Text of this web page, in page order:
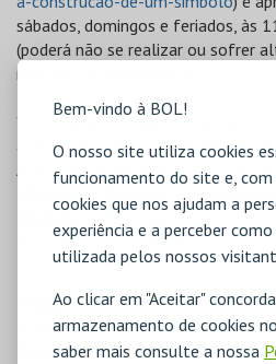
Bem-vindo à BOL!
O nosso site utiliza cookies
funcionamento do site e,
cookies que nos ajudam a
experiência e a perceber
utilizada pelos nossos
Ao clicar em "Aceitar"
armazenamento de cookies
saber mais consulte a nossa
sábados, domingos e feriados, às
(poderá não se realizar ou sofrer
motivos de programação).
** As exposições são temporárias
acesso sempre que estejam
Até 30 de dezembro de 2025
Milagre da Sardinha – Memórias
https://
milagre-da-sardinha/)
PREÇOS
Bilhete adulto (26 aos 64 anos) –
Descontos*